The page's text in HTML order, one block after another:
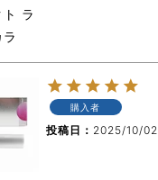
ラ
購入者
投稿日 2025/10/02